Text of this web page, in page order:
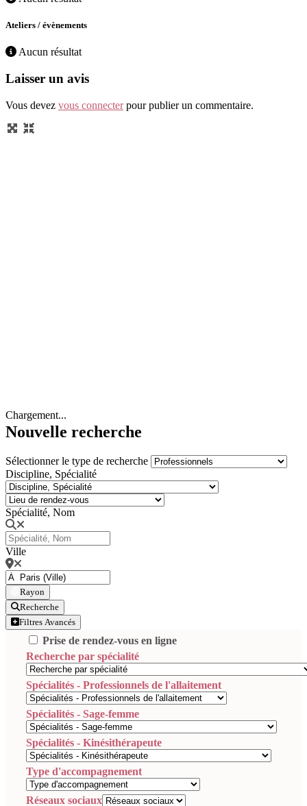
Ateliers / évènements
Aucun résultat
Laisser un avis
Vous devez vous connecterpour publier un commentaire.
Chargement...
Nouvelle recherche
Sélectionner le type de recherche
Discipline, Spécialité
Spécialité, Nom
Ville
Rayon
Recherche
Filtres Avancés
Prise de rendez-vous en ligne
Recherche par spécialité
Spécialités - Professionnels de l'allaitement
Spécialités - Sage-femme
Spécialités - Kinésithérapeute
Type d'accompagnement
Réseaux sociaux